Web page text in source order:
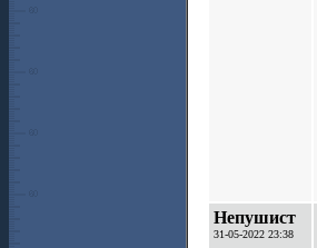
Непушист
31-05-2022 23:38